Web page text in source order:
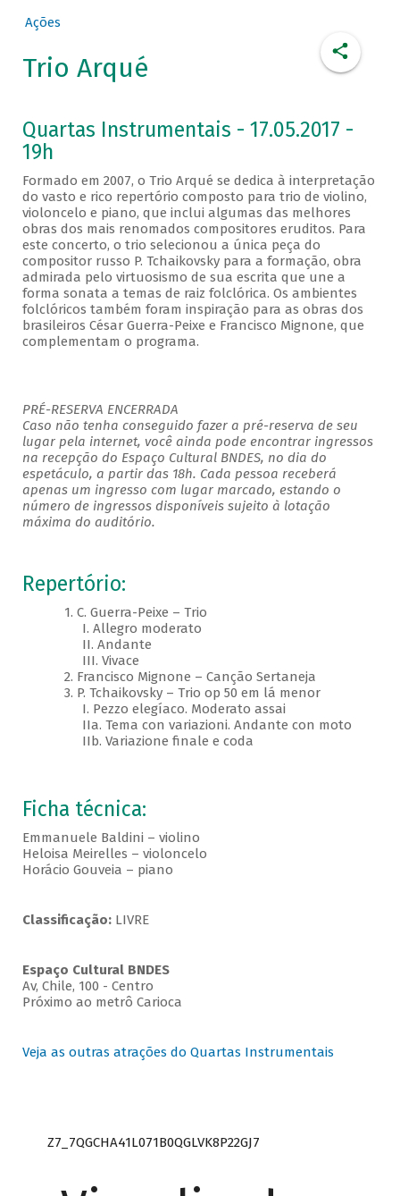
Ações
Trio Arqué
Quartas Instrumentais - 17.05.2017 -
19h
Formado em 2007, o Trio Arqué se dedica à interpretação
do vasto e rico repertório composto para trio de violino,
violoncelo e piano, que inclui algumas das melhores
obras dos mais renomados compositores eruditos. Para
este concerto, o trio selecionou a única peça do
compositor russo P. Tchaikovsky para a formação, obra
admirada pelo virtuosismo de sua escrita que une a
forma sonata a temas de raiz folclórica. Os ambientes
folclóricos também foram inspiração para as obras dos
brasileiros César Guerra-Peixe e Francisco Mignone, que
complementam o programa.
PRÉ-RESERVA ENCERRADA
Caso não tenha conseguido fazer a pré-reserva de seu
lugar pela internet, você ainda pode encontrar ingressos
na recepção do Espaço Cultural BNDES, no dia do
espetáculo, a partir das 18h. Cada pessoa receberá
apenas um ingresso com lugar marcado, estando o
número de ingressos disponíveis sujeito à lotação
máxima do auditório.
Repertório:
1. C. Guerra-Peixe – Trio
I. Allegro moderato
II. Andante
III. Vivace
2. Francisco Mignone – Canção Sertaneja
3. P. Tchaikovsky – Trio op 50 em lá menor
I. Pezzo elegíaco. Moderato assai
IIa. Tema con variazioni. Andante con moto
IIb. Variazione finale e coda
Ficha técnica:
Emmanuele Baldini – violino
Heloisa Meirelles – violoncelo
Horácio Gouveia – piano
Classificação:LIVRE
Espaço Cultural BNDES
Av, Chile, 100 - Centro
Próximo ao metrô Carioca
Veja as outras atrações do Quartas Instrumentais
Z7_7QGCHA41L071B0QGLVK8P22GJ7